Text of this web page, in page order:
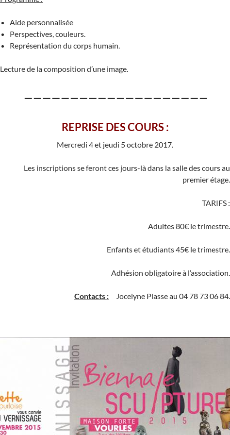
Aide personnalisée
Perspectives, couleurs.
Représentation du corps humain.
Lecture de la composition d’une image.
————————————————————
REPRISE DES COURS :
Mercredi 4 et jeudi 5 octobre 2017.
Les inscriptions se feront ces jours-là dans la salle des cours au
premier étage.
TARIFS :
Adultes 80€ le trimestre.
Enfants et étudiants 45€ le trimestre.
Adhésion obligatoire à l’association.
Contacts : Jocelyne Plasse au 04 78 73 06 84.